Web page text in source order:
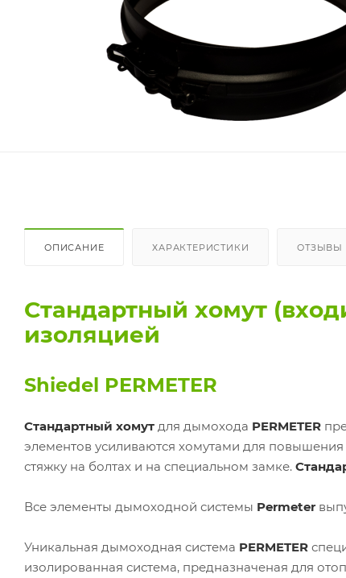
ОПИСАНИЕ ХАРАКТЕРИСТИКИ ОТЗЫВЫ
Стандартный хомут
изоляцией
Shiedel PERMETER
Стандартный хомут для дымохода PERMETER
элементов усиливаются хомутами для
стяжку на болтах и на специальном замке.
Все элементы дымоходной системы Permeter
Уникальная дымоходная система PERMETER
изолированная система, предназначеная для